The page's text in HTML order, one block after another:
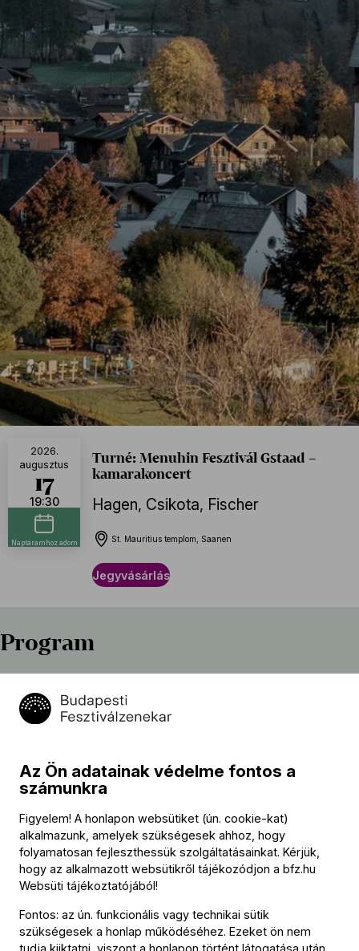
Turné: Menuhin Fesztivál Gstaad –
kamarakoncert
Hagen, Csikota, Fischer
St. Mauritius templom, Saanen
2026.
augusztus
17
19:30
Naptáramhoz adom
Jegyvásárlás
Program
Divertimento, Sz 113, BB 118
Felix Mendelssohn-Bartholdy (→
Közreműködők
Vezényel
Fischer Iván
Az Ön adatainak védelme fontos a
számunkra
Figyelem! A honlapon websütiket (ún. cookie-kat)
alkalmazunk, amelyek szükségesek ahhoz, hogy
folyamatosan fejleszthessük szolgáltatásainkat. Kérjük,
hogy az alkalmazott websütikről tájékozódjon a bfz.hu
Websüti tájékoztatójából!
Fontos: az ún. funkcionális vagy technikai sütik
szükségesek a honlap működéséhez. Ezeket ön nem
tudja kiiktatni, viszont a honlapon történt látogatása után